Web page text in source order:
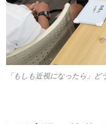
「もしも近視になったら」